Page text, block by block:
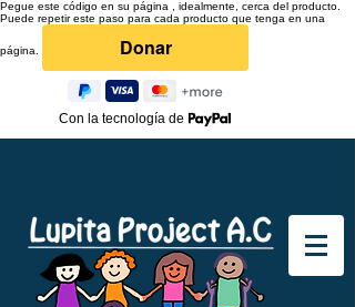
Pegue este código en su página , idealmente, cerca del producto.
Puede repetir este paso para cada producto que tenga en una
página.
Con la tecnología de